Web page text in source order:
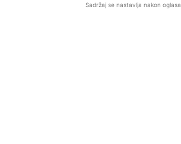
Sadržaj se nastavlja nakon oglasa